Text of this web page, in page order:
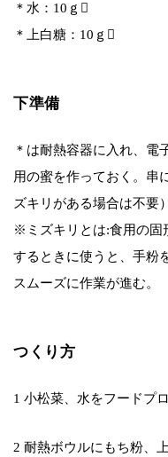
＊水：10ｇ
＊上白糖：10ｇ
下準備
＊は耐熱容器に入れ、電
用の蜜を作っておく。串
ズキリがある場合は不要）
※ミズキリとは:食用の固
するときに使うと、手粉
スムーズに作業が進む。
つくり方
1 小松菜、水をフードプ
2 耐熱ボウルにもち粉、